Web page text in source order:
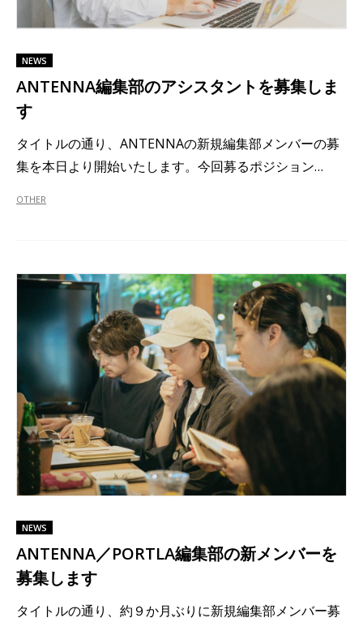
NEWS
ANTENNA編集部のアシスタントを募集しま
す
タイトルの通り、ANTENNAの新規編集部メンバーの募
集を本日より開始いたします。今回募るポジション…
OTHER
NEWS
ANTENNA／PORTLA編集部の新メンバーを
募集します
タイトルの通り、約９か月ぶりに新規編集部メンバー募